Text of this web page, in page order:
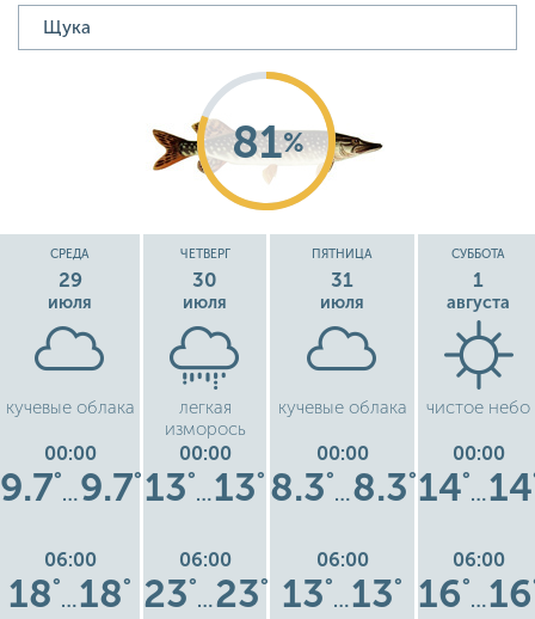
81%
СРЕДА
29
июля
кучевые облака
00:00
9.7°
…9.7°
06:00
18°
…18°
ЧЕТВЕРГ
30
июля
легкая
изморось
00:00
13°
…13°
06:00
23°
…23°
ПЯТНИЦА
31
июля
кучевые облака
00:00
8.3°
…8.3°
06:00
13°
…13°
СУББОТА
1
августа
чистое небо
00:00
14°
…14
06:00
16°
…16